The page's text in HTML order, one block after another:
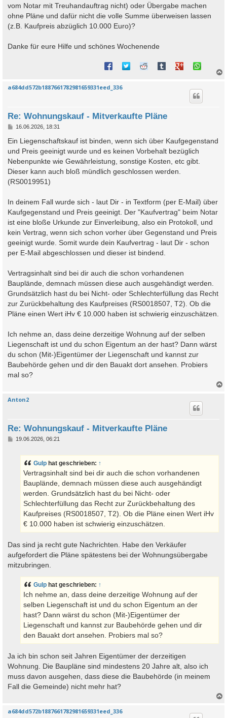
vom Notar mit Treuhandauftrag nicht) oder Übergabe machen
ohne Pläne und dafür nicht die volle Summe überweisen lassen
(z.B. Kaufpreis abzüglich 10.000 Euro)?
Danke für eure Hilfe und schönes Wochenende
a684dd572b1887661782981659331eed_336
Re: Wohnungskauf - Mitverkaufte Pläne
B
i
r
a
g
16.06.2026, 18:31
Ein Liegenschaftskauf ist binden, wenn sich über Kaufgegenstand
und Preis geeinigt wurde und es keinen Vorbehalt bezüglich
Nebenpunkte wie Gewährleistung, sonstige Kosten, etc gibt.
Dieser kann auch bloß mündlich geschlossen werden.
(RS0019951)
In deinem Fall wurde sich - laut Dir - in Textform (per E-Mail) über
Kaufgegenstand und Preis geeinigt. Der "Kaufvertrag" beim Notar
ist eine bloße Urkunde zur Einverleibung, also ein Protokoll, und
kein Vertrag, wenn sich schon vorher über Gegenstand und Preis
geeinigt wurde. Somit wurde dein Kaufvertrag - laut Dir - schon
per E-Mail abgeschlossen und dieser ist bindend.
Vertragsinhalt sind bei dir auch die schon vorhandenen
Bauplände, demnach müssen diese auch ausgehändigt werden.
Grundsätzlich hast du bei Nicht- oder Schlechterfüllung das Recht
zur Zurückbehaltung des Kaufpreises (RS0018507, T2). Ob die
Pläne einen Wert iHv € 10.000 haben ist schwierig einzuschätzen.
Ich nehme an, dass deine derzeitige Wohnung auf der selben
Liegenschaft ist und du schon Eigentum an der hast? Dann wärst
du schon (Mit-)Eigentümer der Liegenschaft und kannst zur
Baubehörde gehen und dir den Bauakt dort ansehen. Probiers
mal so?
Anton2
Re: Wohnungskauf - Mitverkaufte Pläne
B19.06.2026, 06:21
Gulp hat geschrieben: ↑
Vertragsinhalt sind bei dir auch die schon vorhandenen
Bauplände, demnach müssen diese auch ausgehändigt
werden. Grundsätzlich hast du bei Nicht- oder
Schlechterfüllung das Recht zur Zurückbehaltung des
Kaufpreises (RS0018507, T2). Ob die Pläne einen Wert iHv
€ 10.000 haben ist schwierig einzuschätzen.
Das sind ja recht gute Nachrichten. Habe den Verkäufer
aufgefordert die Pläne spätestens bei der Wohnungsübergabe
mitzubringen.
Gulp hat geschrieben: ↑
Ich nehme an, dass deine derzeitige Wohnung auf der
selben Liegenschaft ist und du schon Eigentum an der
hast? Dann wärst du schon (Mit-)Eigentümer der
Liegenschaft und kannst zur Baubehörde gehen und dir
den Bauakt dort ansehen. Probiers mal so?
Ja ich bin schon seit Jahren Eigentümer der derzeitigen
Wohnung. Die Baupläne sind mindestens 20 Jahre alt, also ich
muss davon ausgehen, dass diese die Baubehörde (in meinem
Fall die Gemeinde) nicht mehr hat?
a684dd572b1887661782981659331eed_336